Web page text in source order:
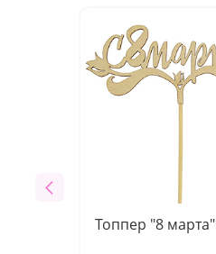
Топпер "8 марта"